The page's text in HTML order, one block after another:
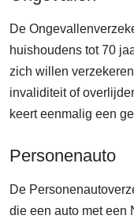
De
huishoudens tot 70
zich willen
invaliditeit of
keert eenmalig een
Personenauto
De
die een auto met een